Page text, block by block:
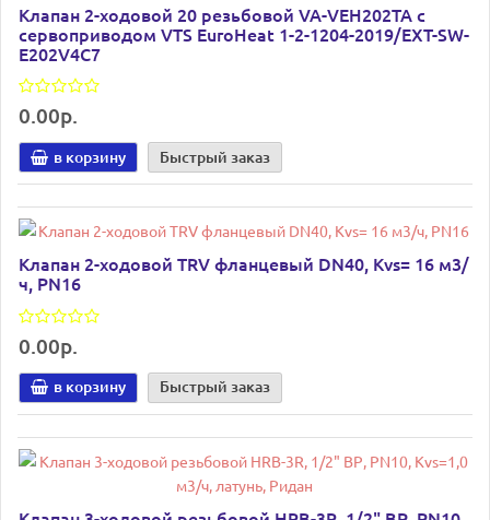
Клапан 2-ходовой 20 резьбовой VA-VEH202TA с
сервоприводом VTS EuroHeat 1-2-1204-2019/EXT-SW-
E202V4C7
0.00р.
в корзину Быстрый заказ
Клапан 2-ходовой TRV фланцевый DN40, Kvs= 16 м3/
ч, PN16
0.00р.
в корзину Быстрый заказ